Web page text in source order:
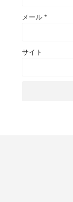
メール *
サイト